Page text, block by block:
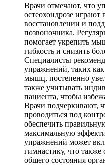
Врачи отмечают, что
остеохондрозе
восстановлении и
позвоночника.
помогает укрепить
гибкость и снизить
Специалисты
упражнений, таких
мышц, постепенно
также учитывать
пациента, чтобы
Врачи подчеркивают,
проводиться под
обеспечить
максимальную
упражнений может
гимнастику, что
общего состояния